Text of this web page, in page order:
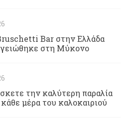
Bar στην Ελλάδα
στη Μύκονο
την καλύτερη παραλία
μέρα του καλοκαιριού